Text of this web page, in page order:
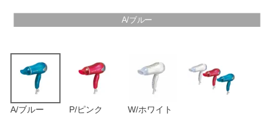
ログイン
お問い合わせ
A/ブルー
A/ブルー P/ピンク W/ホワイト